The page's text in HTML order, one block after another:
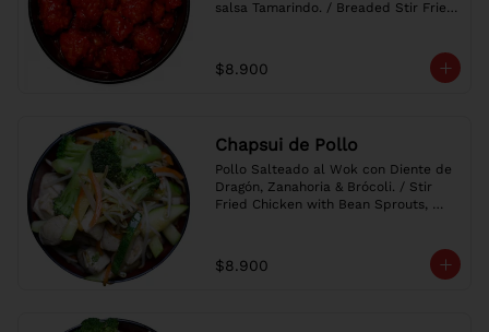
salsa Tamarindo. / Breaded Stir Fried
$8.900
Chapsui de Pollo
Pollo Salteado al Wok con Diente de
Dragón, Zanahoria & Brócoli. / Stir
Fried Chicken with Bean Sprouts,
$8.900